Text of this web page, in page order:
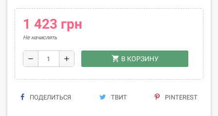
1 423 грн
Не начислять
remove add shopping_cart В КОРЗИНУ
ПОДЕЛИТЬСЯ ТВИТ PINTEREST